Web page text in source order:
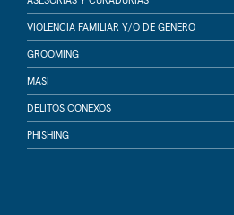
VIOLENCIA FAMILIAR Y/O DE GÉNERO
GROOMING
MASI
DELITOS CONEXOS
PHISHING